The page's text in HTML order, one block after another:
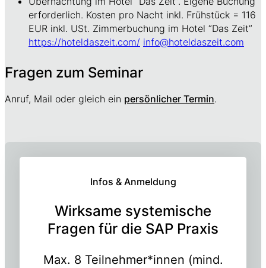
erforderlich. Kosten pro Nacht inkl. Frühstück = ​116
EUR inkl. USt. Zimmerbuchung im Hotel “Das Zeit”
https://hoteldaszeit.com/ info@hoteldaszeit.com
Fragen zum Seminar
Anruf, Mail oder gleich ein persönlicher Termin.
Infos & Anmeldung
Wirksame systemische
Fragen für die SAP Praxis
Max. 8 Teilnehmer*innen (mind.